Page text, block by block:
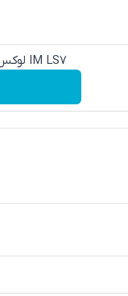
IM LS7 لوکس ترین شاسی بلند برقی ایران